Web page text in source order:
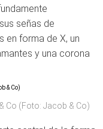
señas de
en forma de X, un
y una corona
Co (Foto: Jacob & Co)